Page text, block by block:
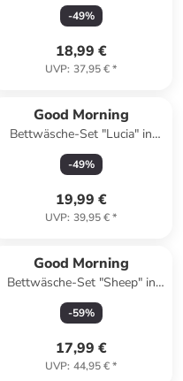
-49%
18,99 €
UVP: 37,95 €*
Good Morning
Bettwäsche-Set "Lucia" in
Weiß/ Rosa
-49%
19,99 €
UVP: 39,95 €*
Good Morning
Bettwäsche-Set "Sheep" in
Dunkelblau
-59%
17,99 €
UVP: 44,95 €*